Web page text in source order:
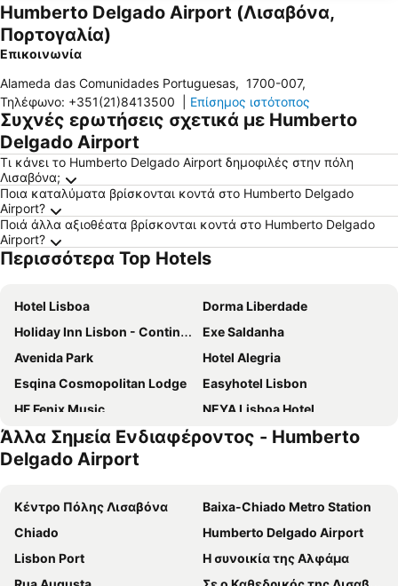
Humberto Delgado Airport (Λισαβόνα,
Πορτογαλία)
Επικοινωνία
Alameda das Comunidades Portuguesas, 1700-007,
Τηλέφωνο: +351(21)8413500 Επίσημος ιστότοπος
Συχνές ερωτήσεις σχετικά με Humberto
Delgado Airport
Τι κάνει το Humberto Delgado Airport δημοφιλές στην πόλη
Λισαβόνα;
Ποια καταλύματα βρίσκονται κοντά στο Humberto Delgado
Airport?
Ποιά άλλα αξιοθέατα βρίσκονται κοντά στο Humberto Delgado
Airport?
Περισσότερα Top Hotels
Hotel Lisboa
Dorma Liberdade
Holiday Inn Lisbon - Continental By Ihg
Exe Saldanha
Avenida Park
Hotel Alegria
Esqina Cosmopolitan Lodge
Easyhotel Lisbon
HF Fenix Music
NEYA Lisboa Hotel
Next Level Premium Hotels
Selina Secret Garden Lisbon
Holiday Inn Express Lisbon - Plaza Saldanha By Ihg
Hotel Excelsior
Turim Ibéria Hotel
HF Fenix Lisboa
Turim Marquês Hotel
Holiday Inn Express & Suites Lisbon - PrÍncipe Real By Ihg
Universo Romantico
Άλλα Σημεία Ενδιαφέροντος - Humberto
Delgado Airport
Κέντρο Πόλης Λισαβόνα
Baixa-Chiado Metro Station
Chiado
Humberto Delgado Airport
Lisbon Port
Η συνοικία της Αλφάμα